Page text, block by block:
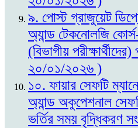
৯. পোস্ট গ্রাজুয়েট
অ্যান্ড টেকনোলজি
(বিভাগীয়
২০/০১/২০২৬ )
১০. ফায়ার সেফটি
অ্যান্ড অকুপেশনাল
ভর্তির সময় বৃদ্ধিকরণ